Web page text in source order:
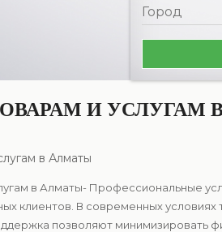
И УСЛУГАМ
в Алматы
в Алматы- Профессиональные
клиентов. В современных
позволяют минимизировать